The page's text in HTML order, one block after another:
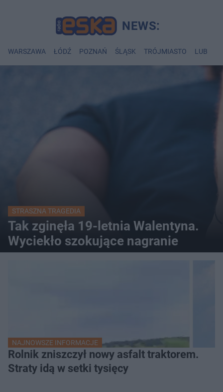
WARSZAWA ŁÓDŹ POZNAŃ ŚLĄSK TRÓJMIASTO LUBLIN
STRASZNA TRAGEDIA
Tak zginęła 19-letnia Walentyna.
Wyciekło szokujące nagranie
NAJNOWSZE INFORMACJE
Rolnik zniszczył nowy asfalt traktorem.
Straty idą w setki tysięcy